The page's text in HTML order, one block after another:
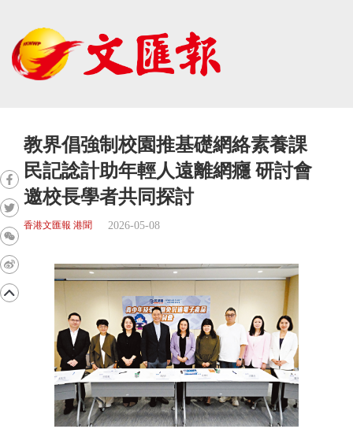
教界倡強制校園推基礎網絡素養課
民記諗計助年輕人遠離網癮 研討會
邀校長學者共同探討
香港文匯報 港聞 2026-05-08